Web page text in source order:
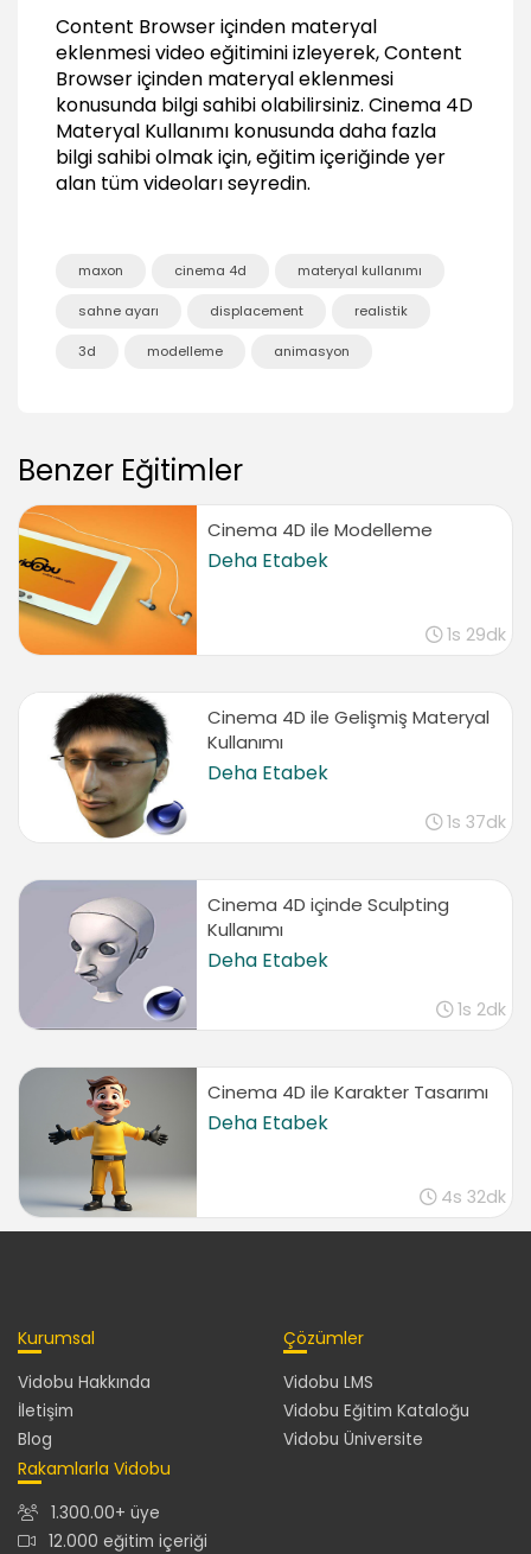
Gelişmiş Materyal Özellikleri
Materyalin aktif olduğu objeler
Set Selection Özelliği
01:55
Bir Objeye birden fazla materyal eklemek
02:52
Sonuç
Sonuç
Content Browser içinden materyal
eklenmesi video eğitimini izleyerek, Content
Browser içinden materyal eklenmesi
konusunda bilgi sahibi olabilirsiniz. Cinema 4D
Materyal Kullanımı konusunda daha fazla
bilgi sahibi olmak için, eğitim içeriğinde yer
alan tüm videoları seyredin.
maxon cinema 4d materyal kullanımı
sahne ayarı displacement realistik
3d modelleme animasyon
Benzer Eğitimler
Cinema 4D ile Modelleme
Deha Etabek
1s 29dk
Cinema 4D ile Gelişmiş Materyal
Kullanımı
Deha Etabek
1s 37dk
Cinema 4D içinde Sculpting
Kullanımı
Deha Etabek
1s 2dk
Cinema 4D ile Karakter Tasarımı
Deha Etabek
4s 32dk
Kurumsal
Vidobu Hakkında
İletişim
Blog
Çözümler
Vidobu LMS
Vidobu Eğitim Kataloğu
Vidobu Üniversite
Rakamlarla Vidobu
1.300.00+ üye
12.000 eğitim içeriği